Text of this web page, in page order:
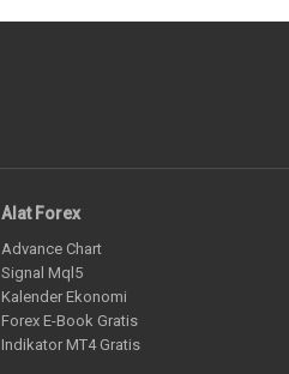
Alat Forex
Advance Chart
Signal Mql5
Kalender Ekonomi
Forex E-Book Gratis
Indikator MT4 Gratis